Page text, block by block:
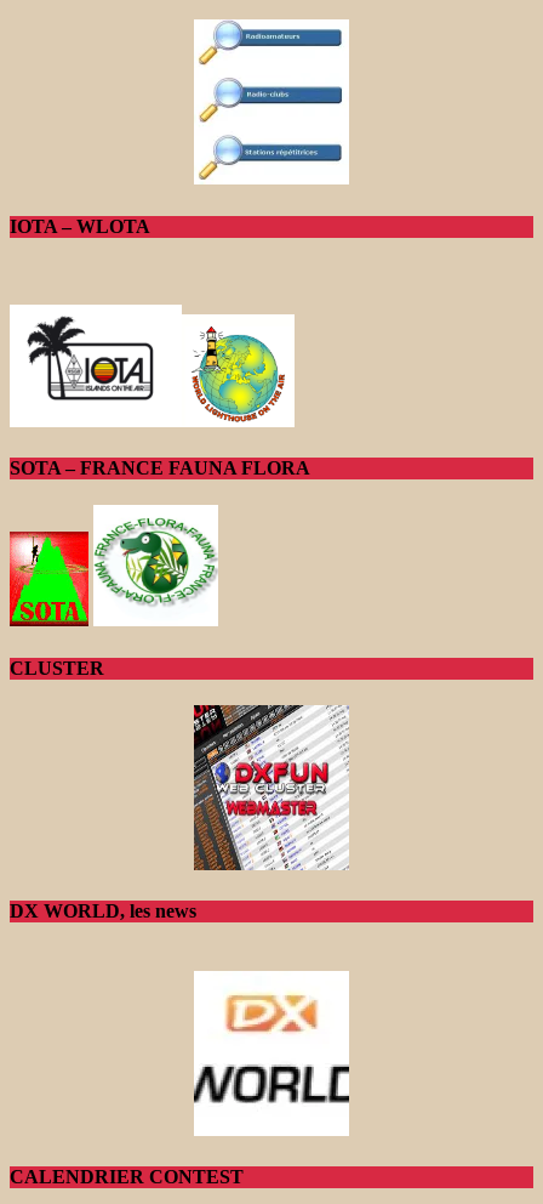
IOTA – WLOTA
SOTA – FRANCE FAUNA FLORA
CLUSTER
DX WORLD, les news
CALENDRIER CONTEST